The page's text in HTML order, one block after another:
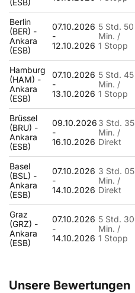
(ESB)
Berlin
(BER) -
Ankara
(ESB)
07.10.2026
-
12.10.2026
5 Std. 50
Min. /
1 Stopp
Hamburg
(HAM) -
Ankara
(ESB)
07.10.2026
-
13.10.2026
5 Std. 45
Min. /
1 Stopp
Brüssel
(BRU) -
Ankara
(ESB)
09.10.2026
-
16.10.2026
3 Std. 35
Min. /
Direkt
Basel
(BSL) -
Ankara
(ESB)
07.10.2026
-
14.10.2026
3 Std. 05
Min. /
Direkt
Graz
(GRZ) -
Ankara
(ESB)
07.10.2026
-
14.10.2026
5 Std. 30
Min. /
1 Stopp
Unsere Bewertungen